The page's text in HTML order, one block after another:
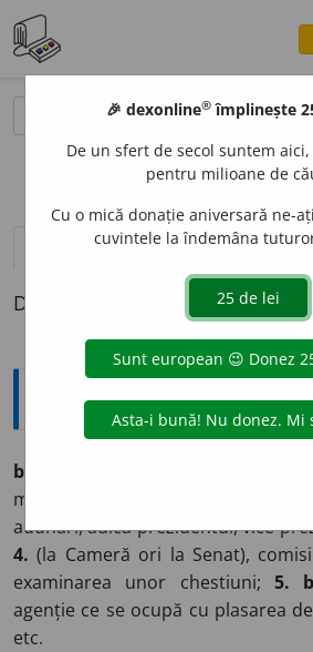
definiții (1)
Definiția cu ID-ul 787238:
Explicative DEX
biurou
mulți funcționari;
personalul
adunări, adică prezidentul, vice-
4. (la Cameră ori la Senat),
examinarea unor chestiuni; 5.
agenție ce se ocupă cu plasarea
etc.
🎉 dexonline® împlinește
De un sfert de secol suntem
pentru milioane de
Cu o mică donație aniversară ne-
cuvintele la îndemâna